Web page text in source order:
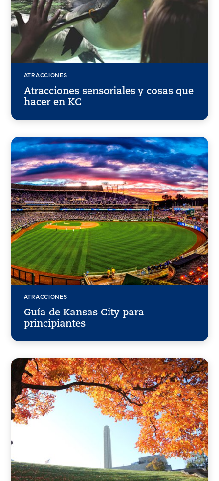
ATRACCIONES
Atracciones sensoriales y cosas que
hacer en KC
ATRACCIONES
Guía de Kansas City para
principiantes